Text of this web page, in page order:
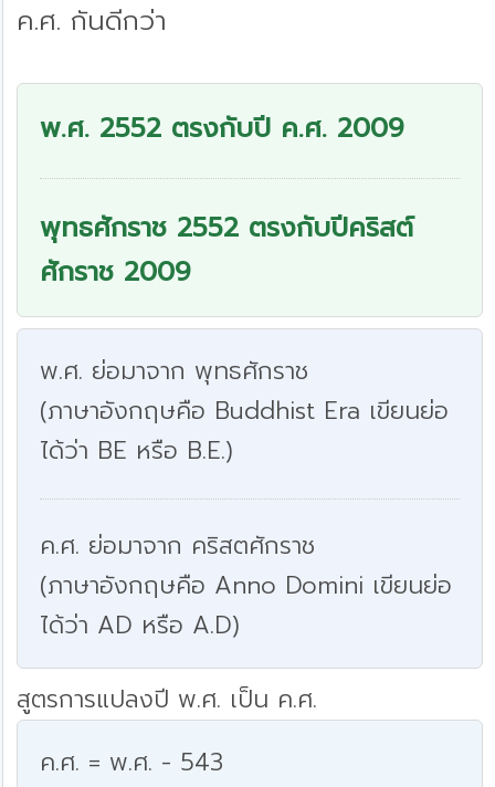
ค.ศ. กันดีกว่า
พ.ศ. 2552 ตรงกับปี ค.ศ. 2009
พุทธศักราช 2552 ตรงกับปีคริสต์
ศักราช 2009
พ.ศ. ย่อมาจาก พุทธศักราช
(ภาษาอังกฤษคือ Buddhist Era เขียนย่อ
ได้ว่า BE หรือ B.E.)
ค.ศ. ย่อมาจาก คริสตศักราช
(ภาษาอังกฤษคือ Anno Domini เขียนย่อ
ได้ว่า AD หรือ A.D)
สูตรการแปลงปี พ.ศ. เป็น ค.ศ.
ค.ศ. = พ.ศ. - 543